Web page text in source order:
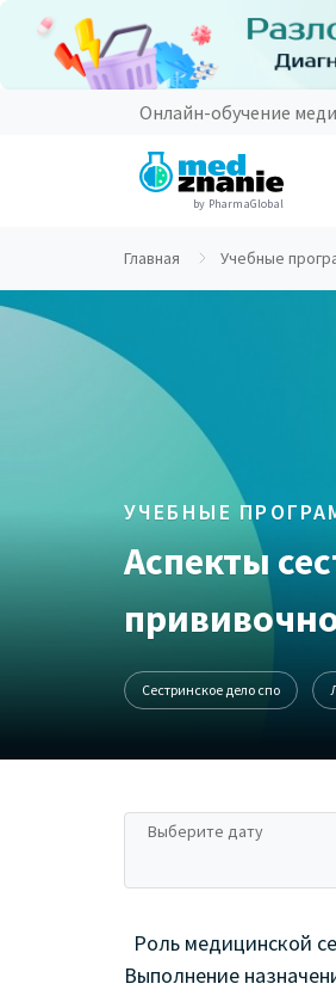
Онлайн-обучение
by PharmaGlobal
Главная Учебные
УЧЕБНЫЕ
Аспекты
Сестринское дело спо
Выберите дату
Роль медицинской
Выполнение